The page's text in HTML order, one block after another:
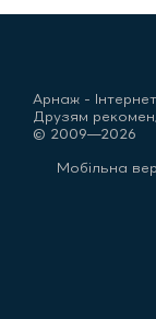
Арнаж -
Друзям
© 2009—2026
Мобільна